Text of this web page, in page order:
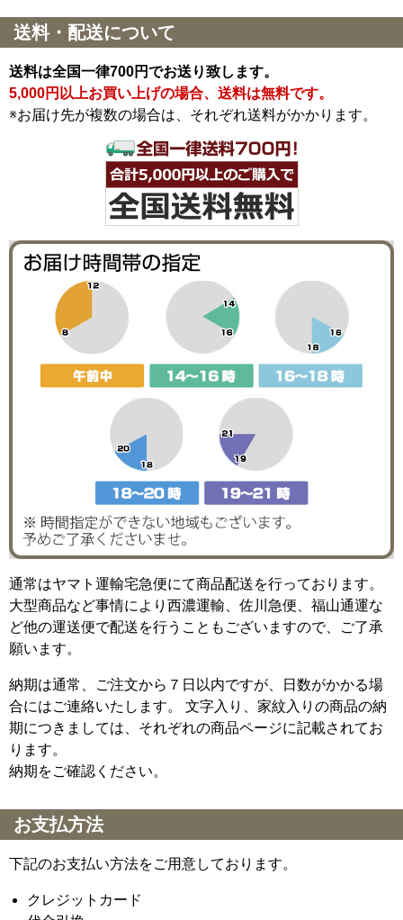
送料・配送について
送料は全国一律700円でお送り致します。
5,000円以上お買い上げの場合、送料は無料です。
※お届け先が複数の場合は、それぞれ送料がかかります。
通常はヤマト運輸宅急便にて商品配送を行っております。
大型商品など事情により西濃運輸、佐川急便、福山通運な
ど他の運送便で配送を行うこともございますので、ご了承
願います。
納期は通常、ご注文から７日以内ですが、日数がかかる場
合にはご連絡いたします。 文字入り、家紋入りの商品の納
期につきましては、それぞれの商品ページに記載されてお
ります。
納期をご確認ください。
お支払方法
下記のお支払い方法をご用意しております。
クレジットカード